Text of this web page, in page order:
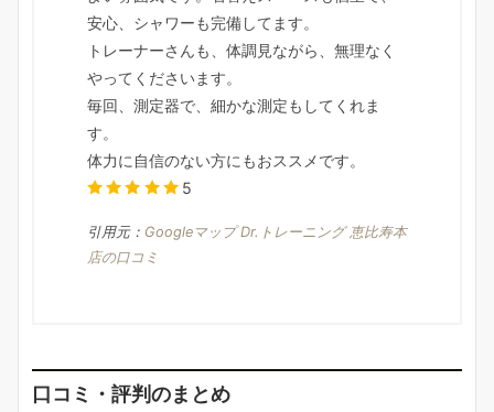
安心、シャワーも完備してます。
トレーナーさんも、体調見ながら、無理なく
やってくださいます。
毎回、測定器で、細かな測定もしてくれま
す。
体力に自信のない方にもおススメです。
5
引用元： Googleマップ Dr.トレーニング 恵比寿本
店の口コミ
口コミ・評判のまとめ